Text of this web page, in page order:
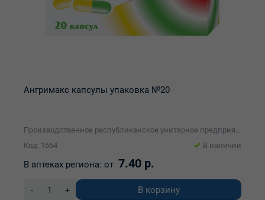
Ангримакс капсулы упаковка №20
Производственное республиканское унитарное предприятие "Минскинтеркапс"
Код: 1664
В наличии
В аптеках региона: от 7.40 р.
- + В корзину